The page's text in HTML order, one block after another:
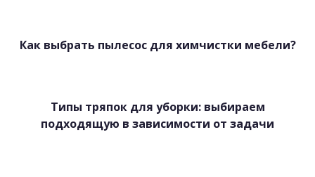
Как выбрать пылесос для химчистки мебели?
Типы тряпок для уборки: выбираем
подходящую в зависимости от задачи